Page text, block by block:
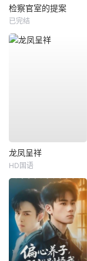
检察官室的提案
已完结
龙凤呈祥
HD国语